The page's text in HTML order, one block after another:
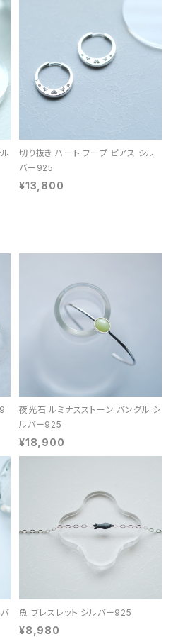
切り抜き ハート フープ ピアス シル
バー925
¥13,800
夜光石 ルミナスストーン バングル シ
ルバー925
¥18,900
魚 ブレスレット シルバー925
¥8,980